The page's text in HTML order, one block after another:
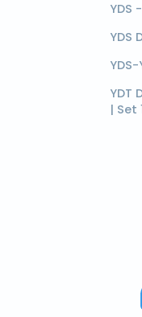
YDS
YDS
YDT
| Set